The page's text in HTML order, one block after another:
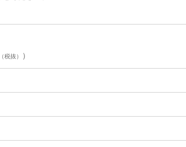
（税抜） ）